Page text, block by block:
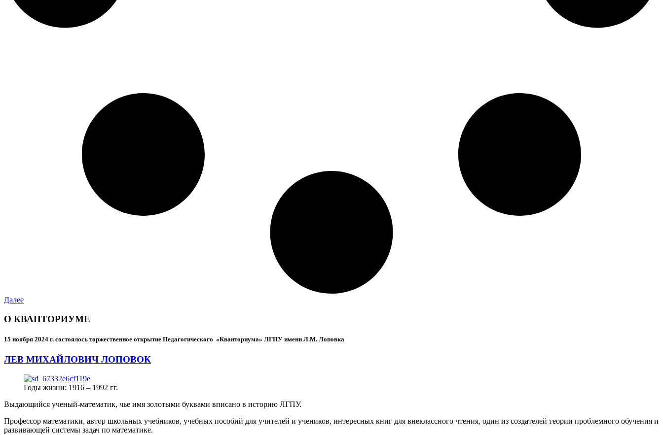
Далее
О КВАНТОРИУМЕ
15 ноября 2024 г. состоялось торжественное открытие Педагогического «Кванториума» ЛГПУ имени Л.М. Лоповка
ЛЕВ МИХАЙЛОВИЧ ЛОПОВОК
Годы жизни: 1916 – 1992 гг.
Выдающийся ученый-математик, чье имя золотыми буквами вписано в историю ЛГПУ.
Профессор математики, автор школьных учебников, учебных пособий для учителей и учеников, интересных книг для внеклассного чтения, один из создателей теории проблемного обучения и
развивающей системы задач по математике.